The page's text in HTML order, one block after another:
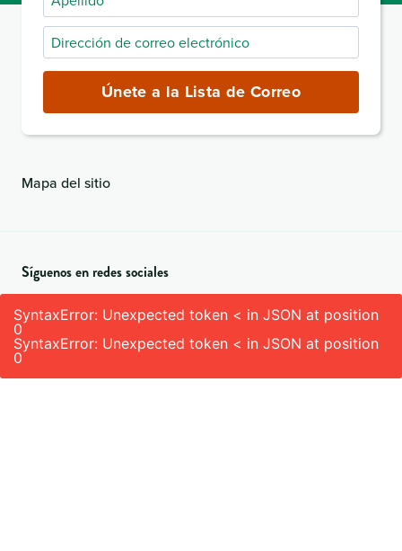
Dirección
de
electrónico
(obligatorio)
Únete a la Lista de Correo
Mapa del sitio
Síguenos en redes sociales
SyntaxError: Unexpected token < in JSON at position
0
SyntaxError: Unexpected token < in JSON at position
0